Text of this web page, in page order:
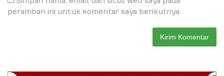
peramban ini untuk komentar saya berikutnya.